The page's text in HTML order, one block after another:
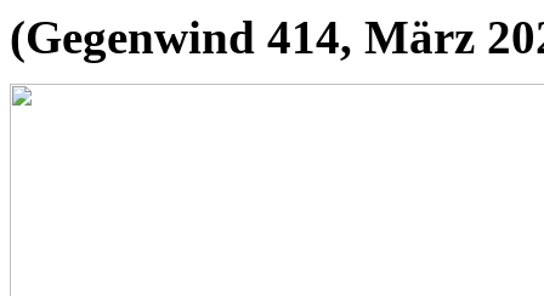
(Gegenwind 414, März